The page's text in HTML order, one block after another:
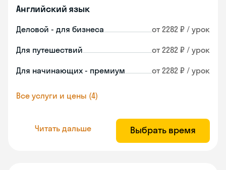
Английский язык
Деловой - для бизнеса от 2282 ₽ / урок
Для путешествий от 2282 ₽ / урок
Для начинающих - премиум от 2282 ₽ / урок
Все услуги и цены (4)
Читать дальше Выбрать время